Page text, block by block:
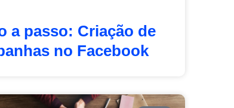
a passo: Criação de
no Facebook